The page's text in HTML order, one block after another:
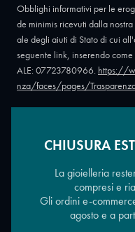
Obblighi informativi per le
de minimis ricevuti dalla
ale degli aiuti di Stato di cui
seguente link, inserendo
ALE: 07723780966. https://
nza/faces/pages/
Copyright © 2026 -
CHIUSURA
La gioielleria
compresi e
Gli ordini e-
agosto e a